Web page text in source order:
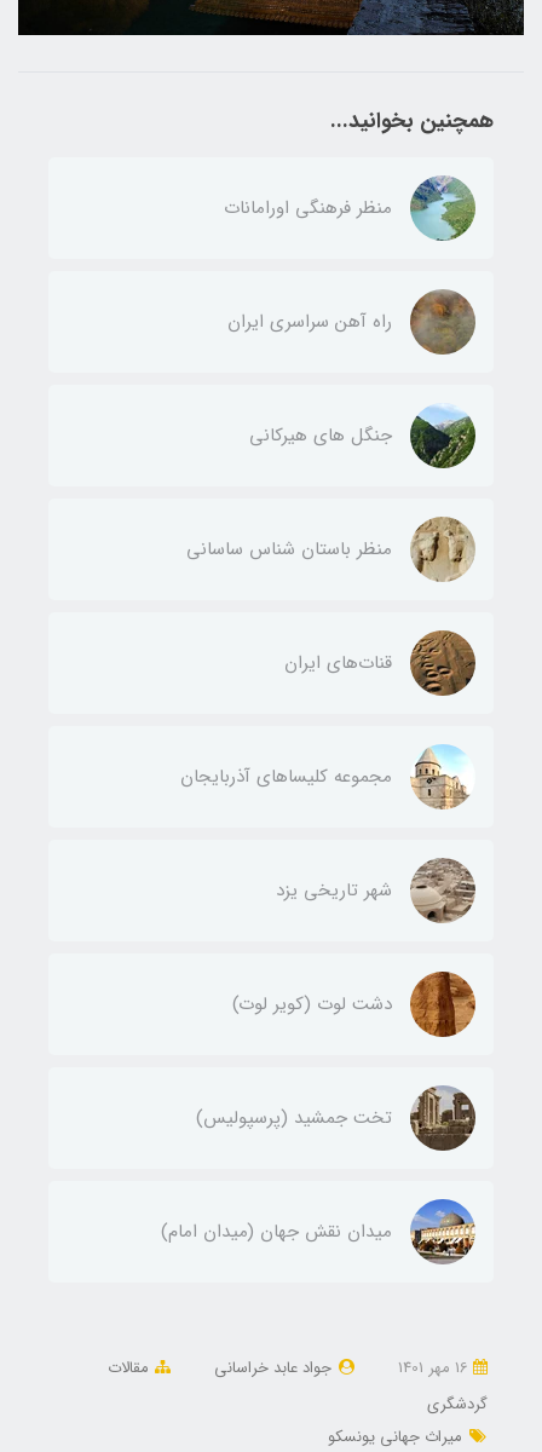
همچنین بخوانید...
منظر فرهنگی اورامانات
راه آهن سراسری ایران
جنگل های هیرکانی
منظر باستان شناس ساسانی
قنات‌های ایران
مجموعه کلیساهای آذربایجان
شهر تاریخی یزد
دشت لوت (کویر لوت)
تخت جمشید (پرسپولیس)
میدان نقش جهان (میدان امام)
جواد عابد خراسانی
مقالات
گردشگری
میراث جهانی یونسکو